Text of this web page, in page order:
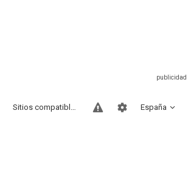
España
Sitios compatibles